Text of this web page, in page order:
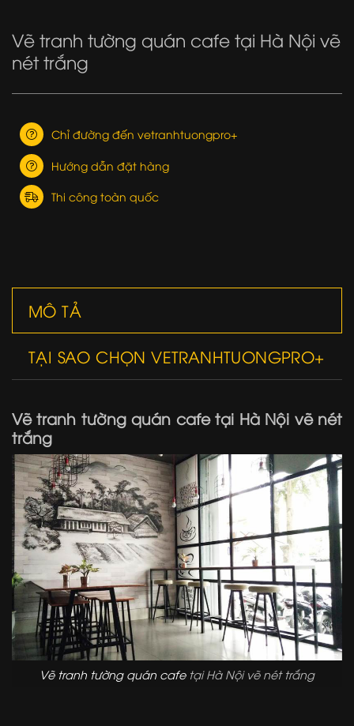
Vẽ tranh tường quán cafe tại Hà Nội vẽ
nét trắng
Chỉ đường đến vetranhtuongpro+
Hướng dẫn đặt hàng
Thi công toàn quốc
MÔ TẢ
TẠI SAO CHỌN VETRANHTUONGPRO+
Vẽ tranh tường quán cafe tại Hà Nội vẽ nét
trắng
Vẽ tranh tường quán cafetại Hà Nội vẽ nét trắng